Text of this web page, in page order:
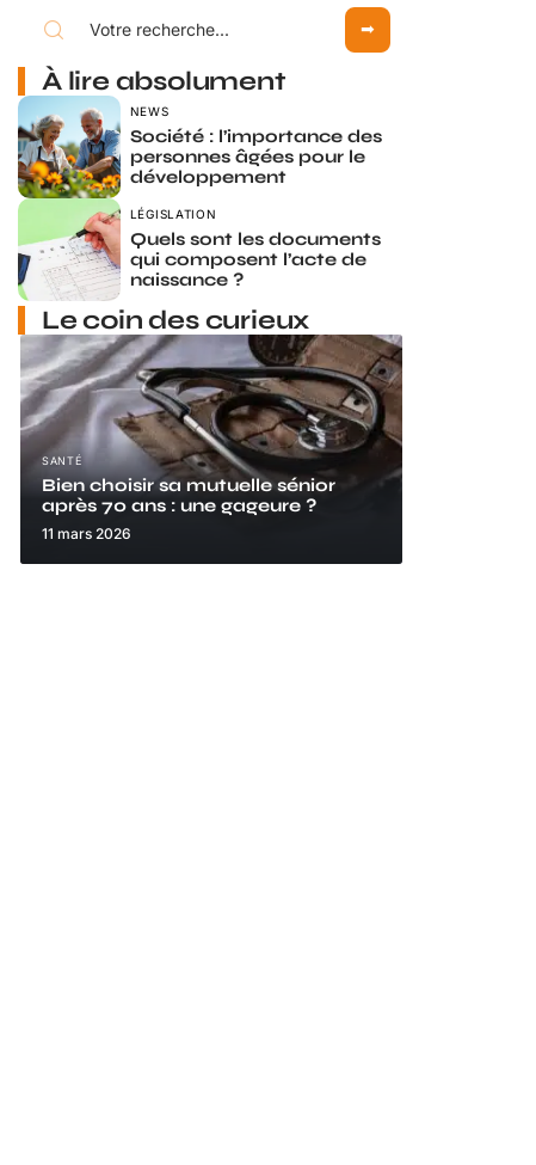
À lire absolument
NEWS
Société : l’importance des
personnes âgées pour le
développement
LÉGISLATION
Quels sont les documents
qui composent l’acte de
naissance ?
Le coin des curieux
SANTÉ
Bien choisir sa mutuelle sénior
après 70 ans : une gageure ?
11 mars 2026